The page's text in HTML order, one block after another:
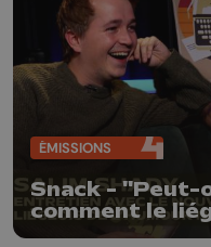
ÉMISSIONS
Snack - "Peut-
comment le
réussi à percer